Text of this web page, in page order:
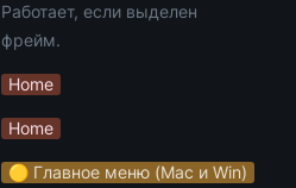
Работает, если выделен
фрейм.
Home
Home
🟡 Главное меню (Mac и Win)